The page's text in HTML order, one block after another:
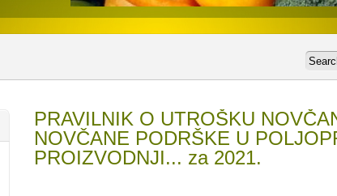
PRAVILNIK O UTROŠKU
NOVČANE PODRŠKE U
PROIZVODNJI... za 2021.